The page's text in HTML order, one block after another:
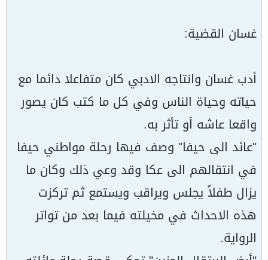
غسان القضية:
أدب غسان وانتاجه الادبي كان متفاعلا دائما مع
حياته وحياة الناس وفي كل ما كتب كان يصور
واقعا عاشه أو تأثر به.
"عائد الى حيفا" وصف فيها رحلة مواطني حيفا
في انتقالهم الى عكا وقد وعي ذلك وكان ما
يزال طفلاً يجلس ويراقب ويستمع ثم تركزت
هذه الاحداث في مخيلته فيما بعد من تواتر
الرواية.